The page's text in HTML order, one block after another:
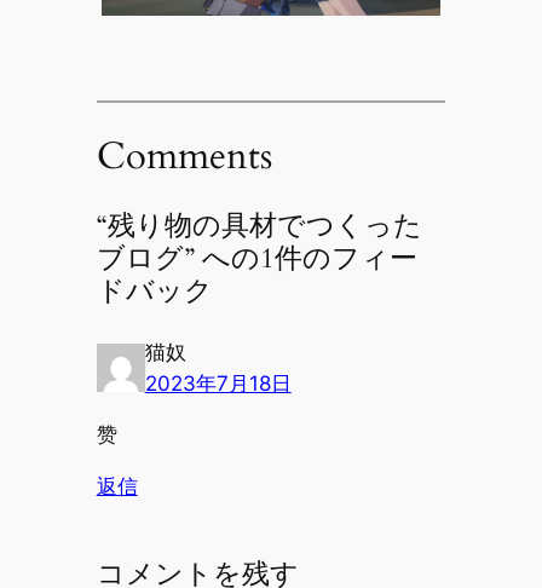
Comments
“残り物の具材でつくった
ブログ” への1件のフィー
ドバック
猫奴
2023年7月18日
赞
返信
コメントを残す